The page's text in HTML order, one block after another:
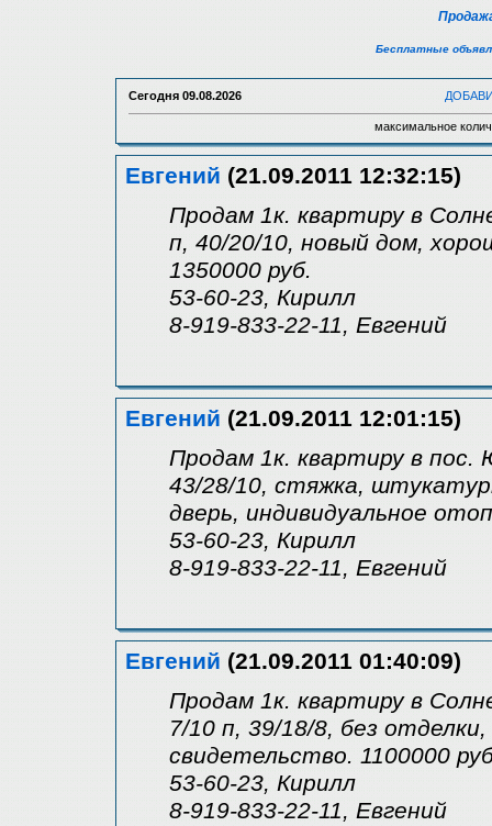
Бесплатные
Сегодня 09.08.2026
максимальное
Евгений (21.09.2011 12:32:15)
Продам 1к. квартиру в
п, 40/20/10, новый дом,
1350000 руб.
53-60-23, Кирилл
8-919-833-22-11, Евгений
Евгений (21.09.2011 12:01:15)
Продам 1к. квартиру в
43/28/10, стяжка,
дверь, индивидуальное
53-60-23, Кирилл
8-919-833-22-11, Евгений
Евгений (21.09.2011 01:40:09)
Продам 1к. квартиру в
7/10 п, 39/18/8, без
свидетельство. 1100000
53-60-23, Кирилл
8-919-833-22-11, Евгений